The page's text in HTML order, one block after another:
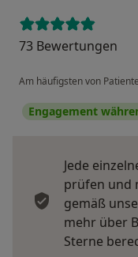
73 Bewertungen
Am häufigsten von
Engagement
Jede
prüfen und
gemäß
mehr über
Sterne